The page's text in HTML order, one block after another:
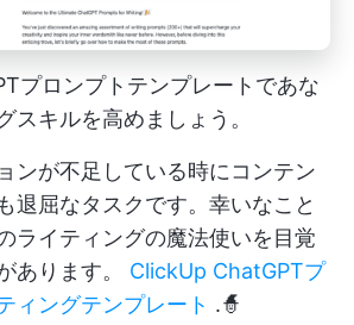
プロンプトテンプレートであな
スキルを高めましょう。
ンが不足している時にコンテン
退屈なタスクです。幸いなこと
ライティングの魔法使いを目覚
あります。 ClickUp ChatGPTプ
ィングテンプレート .🧙